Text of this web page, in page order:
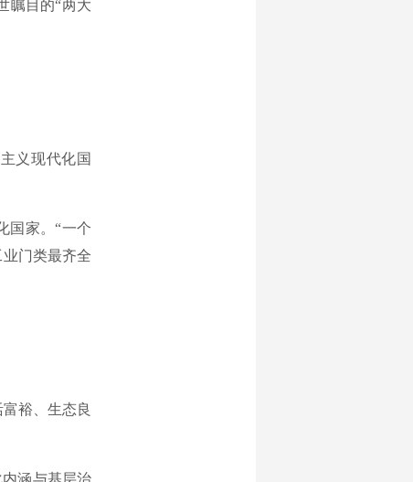
瞩目的“两大
义现代化国
国家。“一个
门类最齐全
裕、生态良
涵与基层治